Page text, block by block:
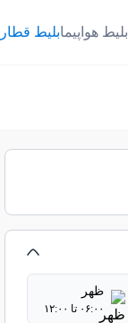
بلیط هواپیمابلیط قطار
ظهر
۰۶:۰۰ تا ۱۲:۰۰